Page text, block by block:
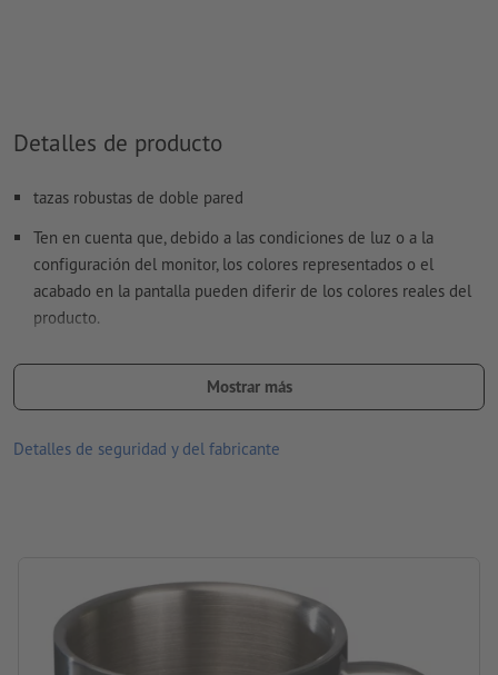
extensión JPEG o TIFF
vectoriales en nuestro centro de ayuda.
No corregimos lasfaltas de ortografía y de sintaxis
¿Cómo creo archivos de impresión correctamente?
Detalles de producto
tazas robustas de doble pared
Ten en cuenta que, debido a las condiciones de luz o a la
configuración del monitor, los colores representados o el
acabado en la pantalla pueden diferir de los colores reales del
producto.
Material: Acero inoxidable
ubicación del grabado: en una cara
Mostrar más
Detalles de seguridad y del fabricante